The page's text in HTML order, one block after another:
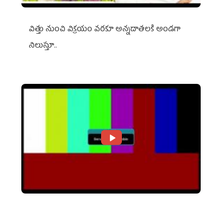
విత్తు నుంచి విక్రయం వరకూ అన్నదాతలకి అండగా
నిలుస్తూ..